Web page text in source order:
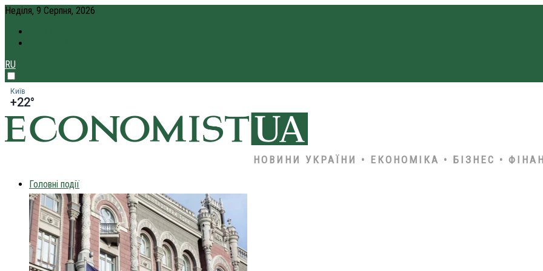
Неділя, 9 Серпня, 2026
RU
Київ
+22°
НОВИНИ УКРАЇНИ • ЕКОНОМІКА • БІЗНЕС •
Головні події